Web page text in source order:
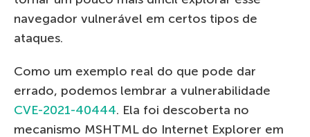
navegador vulnerável em certos tipos de
ataques.
Como um exemplo real do que pode dar
errado, podemos lembrar a vulnerabilidade
CVE-2021-40444. Ela foi descoberta no
mecanismo MSHTML do Internet Explorer em